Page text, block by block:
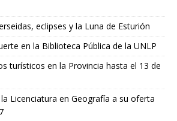
eclipses y la Luna de Esturión
en la Biblioteca Pública de la UNLP
turísticos en la Provincia hasta el 13 de
Licenciatura en Geografía a su oferta